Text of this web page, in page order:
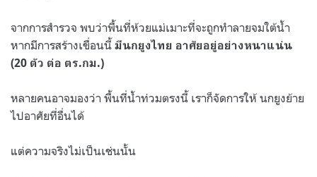
จากการสำรวจ พบว่าพื้นที่ห้วยแม่เมาะที่จะถูกทำลายจมใต้น้ำ
หากมีการสร้างเขื่อนนี้ มีนกยูงไทย อาศัยอยู่อย่างหนาแน่น
(20 ตัว ต่อ ตร.กม.)
หลายคนอาจมองว่า พื้นที่น้ำท่วมตรงนี้ เราก็จัดการให้ นกยูงย้าย
ไปอาศัยที่อื่นได้
แต่ความจริงไม่เป็นเช่นนั้น